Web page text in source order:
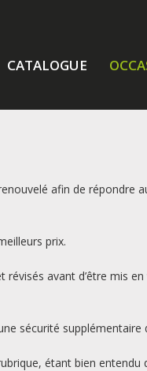
CATALOGUE
afin de répondre
prix.
avant d’être mis
sécurité supplémentaire
étant bien